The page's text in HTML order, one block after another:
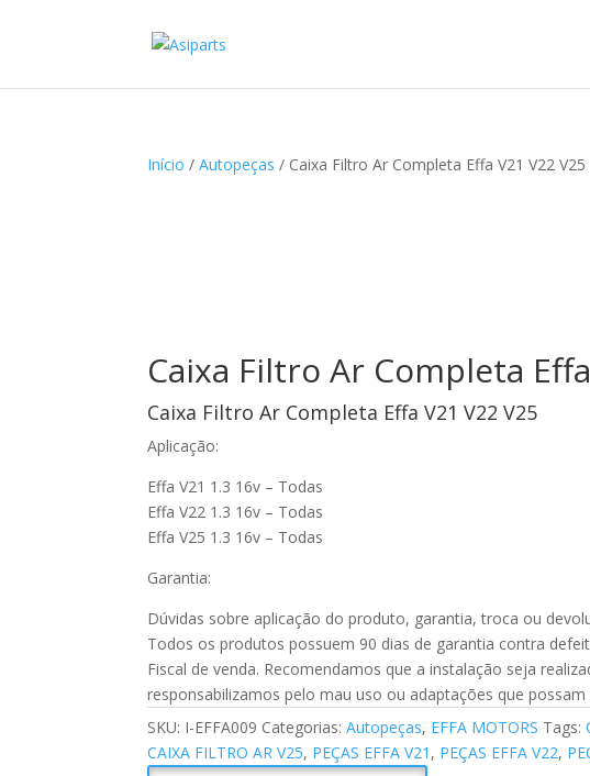
Início /Autopeças / Caixa Filtro Ar Completa Effa V21 V22 V25
Caixa Filtro Ar Completa
Caixa Filtro Ar Completa Effa V21 V22 V25
Aplicação:
Effa V21 1.3 16v – Todas
Effa V22 1.3 16v – Todas
Effa V25 1.3 16v – Todas
Garantia:
Dúvidas sobre aplicação do produto, garantia, troca ou
Todos os produtos possuem 90 dias de garantia contra
Fiscal de venda. Recomendamos que a instalação seja
responsabilizamos pelo mau uso ou adaptações que
SKU: I-EFFA009 Categorias:Autopeças, EFFA MOTORS Tags:
CAIXA FILTRO AR V25, PEÇAS EFFA V21 , PEÇAS EFFA V22,